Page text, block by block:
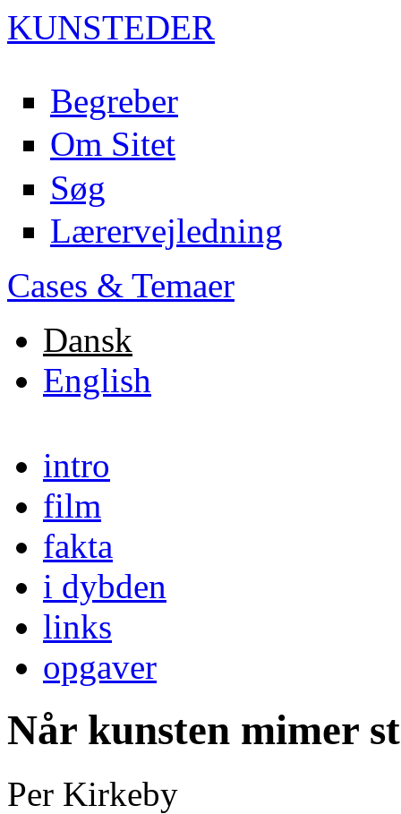
KUNSTEDER
Begreber
Om Sitet
Søg
Lærervejledning
Cases & Temaer
Dansk
English
intro
film
fakta
i dybden
links
opgaver
Når kunsten mimer
Per Kirkeby